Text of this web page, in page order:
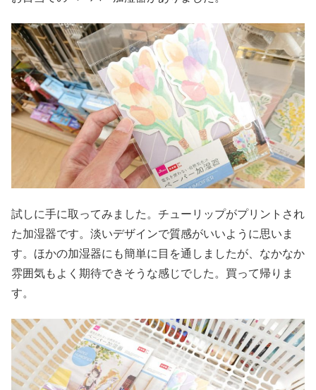
試しに手に取ってみました。チューリップがプリントされ
た加湿器です。淡いデザインで質感がいいように思いま
す。ほかの加湿器にも簡単に目を通しましたが、なかなか
雰囲気もよく期待できそうな感じでした。買って帰りま
す。